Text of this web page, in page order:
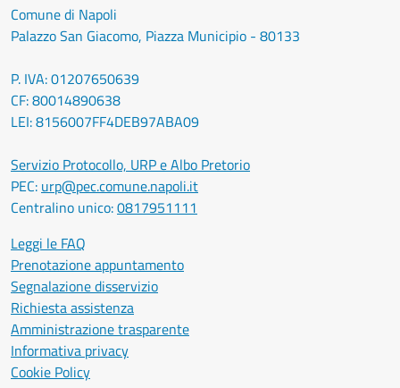
Comune di Napoli
Palazzo San Giacomo, Piazza Municipio - 80133
P. IVA: 01207650639
CF: 80014890638
LEI: 8156007FF4DEB97ABA09
Servizio Protocollo, URP e Albo Pretorio
PEC: urp@pec.comune.napoli.it
Centralino unico:0817951111
Leggi le FAQ
Prenotazione appuntamento
Segnalazione disservizio
Richiesta assistenza
Amministrazione trasparente
Informativa privacy
Cookie Policy